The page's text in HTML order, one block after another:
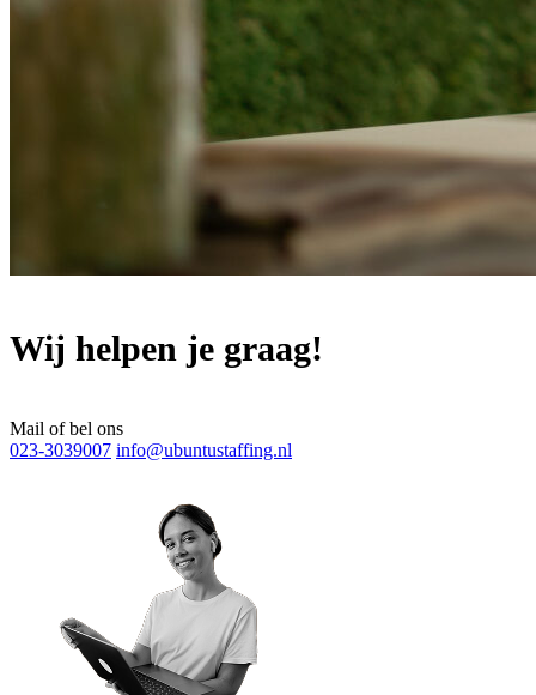
Wij helpen je graag!
Mail of bel ons
023-3039007 info@ubuntustaffing.nl